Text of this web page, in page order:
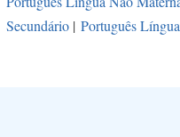
Secundário | Português